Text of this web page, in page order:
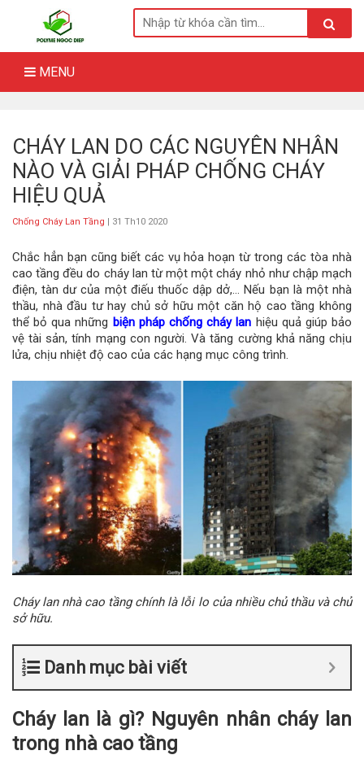
content
MENU
CHÁY LAN DO CÁC NGUYÊN NHÂN
NÀO VÀ GIẢI PHÁP CHỐNG CHÁY
HIỆU QUẢ
Chống Cháy Lan Tầng | 31 Th10 2020
Chắc hẳn bạn cũng biết các vụ hỏa hoạn từ trong các tòa nhà
cao tầng đều do cháy lan từ một một cháy nhỏ như chập mạch
điện, tàn dư của một điếu thuốc dập dở,… Nếu bạn là một nhà
thầu, nhà đầu tư hay chủ sở hữu một căn hộ cao tầng không
thể bỏ qua những biện pháp chống cháy lan hiệu quả giúp bảo
vệ tài sản, tính mạng con người. Và tăng cường khả năng chịu
lửa, chịu nhiệt độ cao của các hạng mục công trình.
Cháy lan nhà cao tầng chính là lỗi lo của nhiều chủ thầu và chủ
sở hữu.
Danh mục bài viết
Cháy lan là gì? Nguyên nhân cháy lan
trong nhà cao tầng